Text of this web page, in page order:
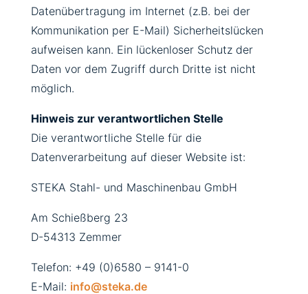
Datenübertragung im Internet (z.B. bei der
Kommunikation per E-Mail) Sicherheitslücken
aufweisen kann. Ein lückenloser Schutz der
Daten vor dem Zugriff durch Dritte ist nicht
möglich.
Hinweis zur verantwortlichen Stelle
Die verantwortliche Stelle für die
Datenverarbeitung auf dieser Website ist:
STEKA Stahl- und Maschinenbau GmbH
Am Schießberg 23
D-54313 Zemmer
Telefon: +49 (0)6580 – 9141-0
E-Mail: info@steka.de